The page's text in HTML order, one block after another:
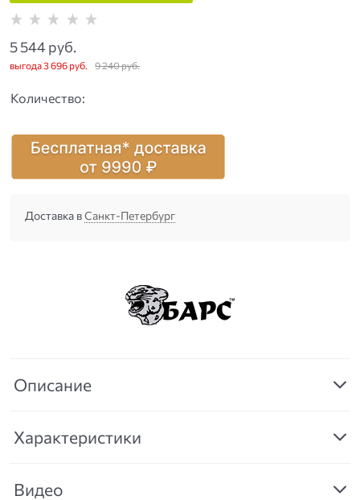
9 240 руб.
5 544 руб.
выгода3 696 руб.
Количество:
Доставка вСанкт-Петербург
Описание
Характеристики
Видео